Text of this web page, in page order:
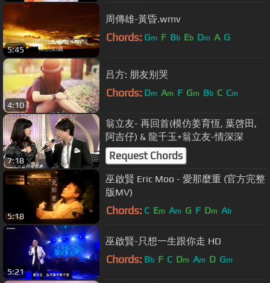
5:45
周傳雄-黃昏.wmv
Chords: Gm F Bb Eb Dm A G
4:10
吕方: 朋友别哭
Chords: Dm Am F Gm Bb C Cm
7:18
翁立友- 再回首(模仿姜育恆, 葉啓田,
阿吉仔) & 龍千玉+翁立友-情深深
Request Chords
5:18
巫啟賢 Eric Moo - 愛那麼重 (官方完整
版MV)
Chords: C Em Am G F Dm Ab
5:21
巫啟賢-只想一生跟你走 HD
Chords: Bb F C Dm Am D Gm